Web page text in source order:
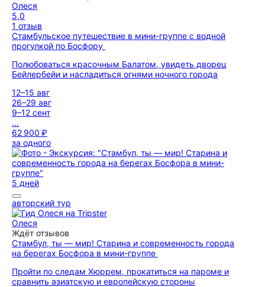
Олеся
5,0
1 отзыв
Стамбульское путешествие в мини-группе с водной
прогулкой по Босфору
Полюбоваться красочным Балатом, увидеть дворец
Бейлербейи и насладиться огнями ночного города
12–15 авг
26–29 авг
9–12 сент
...
62 900 ₽
за одного
5 дней
авторский тур
Олеся
Ждёт отзывов
Стамбул, ты — мир! Старина и современность города
на берегах Босфора в мини-группе
Пройти по следам Хюррем, прокатиться на пароме и
сравнить азиатскую и европейскую стороны